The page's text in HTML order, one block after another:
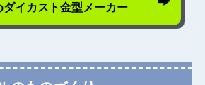
ダイカスト金型メーカー